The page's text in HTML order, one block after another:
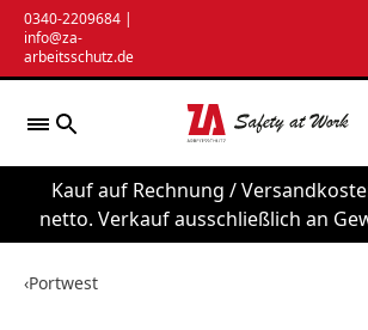
Zum
Inhalt
springen
0340-2209684 |
info@za-
arbeitsschutz.de
Kauf auf Rechnung /
netto. Verkauf ausschließlich an
‹Portwest